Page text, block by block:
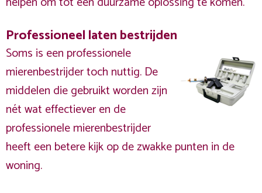
Professioneel laten bestrijden
Soms is een professionele
mierenbestrijder toch nuttig. De
middelen die gebruikt worden zijn
nét wat effectiever en de
professionele mierenbestrijder
heeft een betere kijk op de zwakke punten in de
woning.